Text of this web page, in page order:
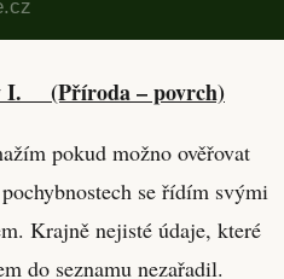
I. (Příroda – povrch)
pokud možno ověřovat
se řídím svými
Krajně nejisté údaje, které
do seznamu nezařadil.